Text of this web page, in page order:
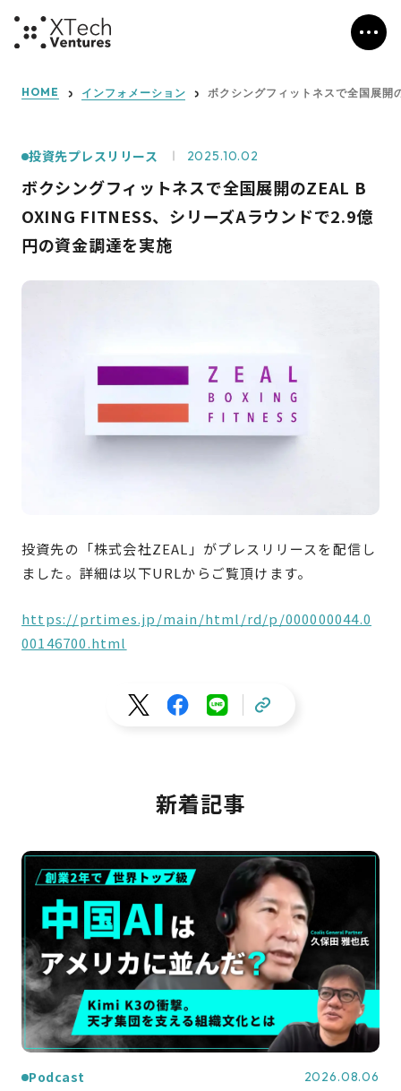
HOME インフォメーション ボクシングフィットネスで全国展
投資先プレスリリース 2025.10.02
ボクシングフィットネスで全国展開のZEAL B
OXING FITNESS、シリーズAラウンドで2.9億
円の資金調達を実施
投資先の「株式会社ZEAL 」 がプレスリリースを配信し
ました。詳細は以下URLからご覧頂けます。
https://prtimes.jp/main/html/rd/p/000000044.0
00146700.html
新着記事
Podcast 2026.08.06